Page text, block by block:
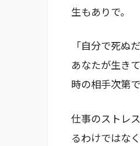
生もありで。
「自分で死ぬ
あなたが生き
時の相手次第
仕事のストレ
るわけではな